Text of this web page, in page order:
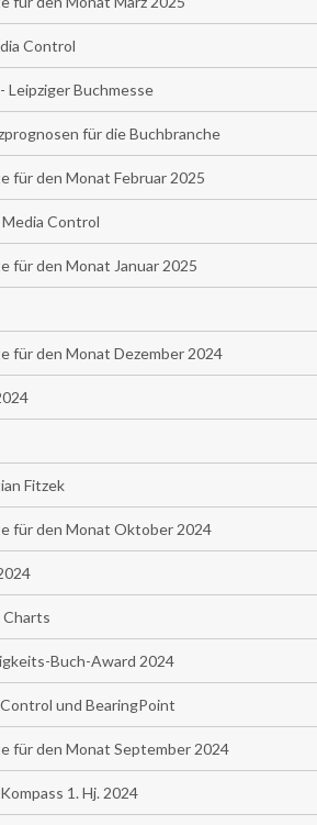
Control
Leipziger Buchmesse
für die Buchbranche
für den Monat Februar 2025
Control
für den Monat Januar 2025
für den Monat Dezember 2024
Fitzek
für den Monat Oktober 2024
Buch-Award 2024
und BearingPoint
für den Monat September 2024
1. Hj. 2024